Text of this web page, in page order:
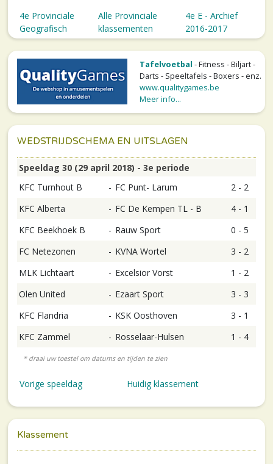
4e Provinciale
Geografisch
Alle Provinciale
klassementen
4e E - Archief
2016-2017
Tafelvoetbal - Fitness - Biljart -
Darts - Speeltafels - Boxers - enz.
www.qualitygames.be
Meer info...
WEDSTRIJDSCHEMA EN UITSLAGEN
Speeldag 30 (29 april 2018) - 3e periode
KFC Turnhout B
- FC Punt- Larum
2 - 2
KFC Alberta
- FC De Kempen TL - B
4 - 1
KFC Beekhoek B
- Rauw Sport
0 - 5
FC Netezonen
- KVNA Wortel
3 - 2
MLK Lichtaart
- Excelsior Vorst
1 - 2
Olen United
- Ezaart Sport
3 - 3
KFC Flandria
- KSK Oosthoven
3 - 1
KFC Zammel
- Rosselaar-Hulsen 1 - 4
Vorige speeldag Huidig klassement
Klassement